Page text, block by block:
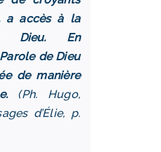
a accès à la
Dieu. En
de Dieu
de manière
(Ph. Hugo,
d’Élie, p.